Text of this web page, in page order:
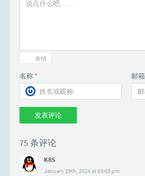
表情
名称 * 邮箱
发表评论
75 条评论
K8S
January 29th, 2024 at 03:03 pm